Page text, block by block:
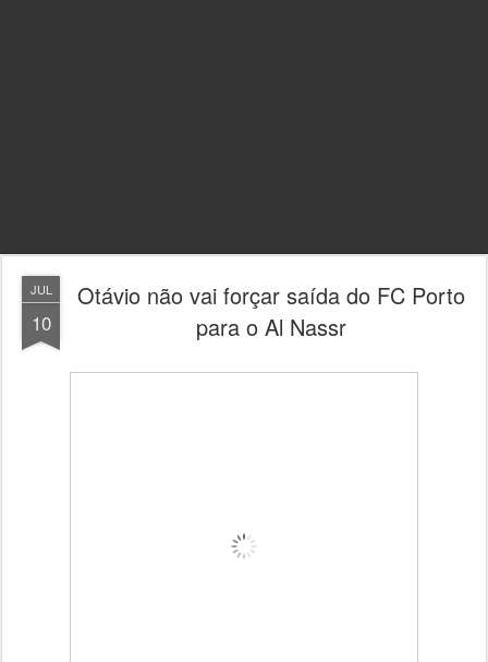
JUL
10
Otávio não vai forçar saída do FC Porto
para o Al Nassr